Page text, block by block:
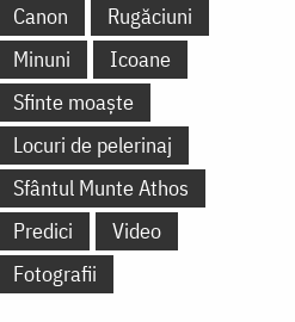
Canon
Rugăciuni
Minuni
Icoane
Sfinte moaște
Locuri de pelerinaj
Sfântul Munte Athos
Predici
Video
Fotografii